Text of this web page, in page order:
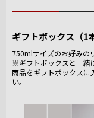
ギフトボックス（1
750mlサイズのお好みの
※ギフトボックスと一緒
商品をギフトボックスに
い。